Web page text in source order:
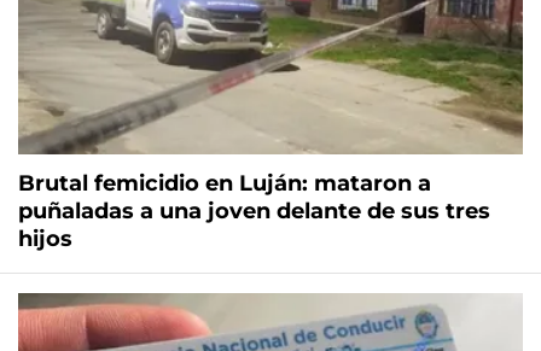
Brutal femicidio en Luján: mataron a
puñaladas a una joven delante de sus tres
hijos